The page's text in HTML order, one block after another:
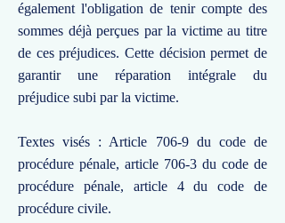
également l'obligation de tenir compte des
sommes déjà perçues par la victime au titre
de ces préjudices. Cette décision permet de
garantir une réparation intégrale du
préjudice subi par la victime.
Textes visés : Article 706-9 du code de
procédure pénale, article 706-3 du code de
procédure pénale, article 4 du code de
procédure civile.